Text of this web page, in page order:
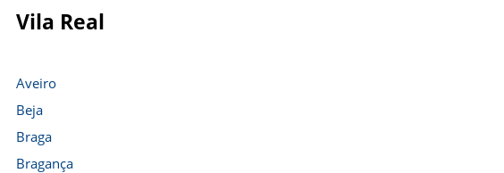
Vila Real
Aveiro
Beja
Braga
Bragança